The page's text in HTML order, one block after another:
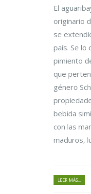
El
originario
se
país. Se lo
pimiento
que
género
bebida
con las
maduros,
LEER MÁS...